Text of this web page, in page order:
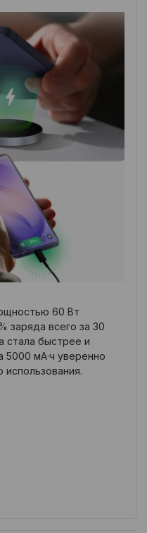
60 Вт
заряда всего за 30
стала быстрее и
5000 мА·ч уверенно